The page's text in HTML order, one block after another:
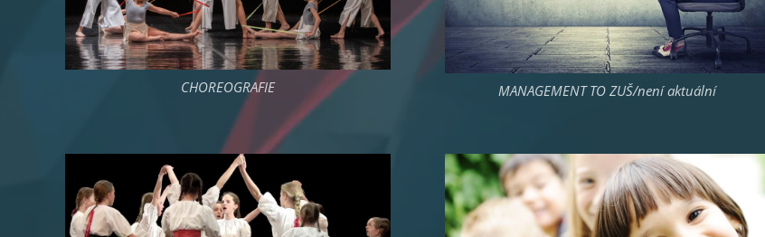
CHOREOGRAFIE MANAGEMENT TO ZUŠ/není aktuální